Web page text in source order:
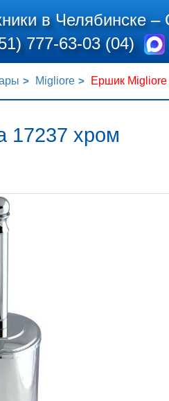
в Челябинске –
777-63-03 (04)
Migliore Ершик
17237 хром